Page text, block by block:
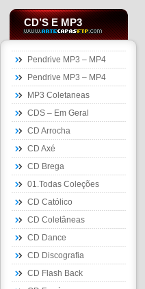
CD’S E MP3
Pendrive MP3 – MP4
Pendrive MP3 – MP4
MP3 Coletaneas
CDS – Em Geral
CD Arrocha
CD Axé
CD Brega
01.Todas Coleções
CD Católico
CD Coletâneas
CD Dance
CD Discografia
CD Flash Back